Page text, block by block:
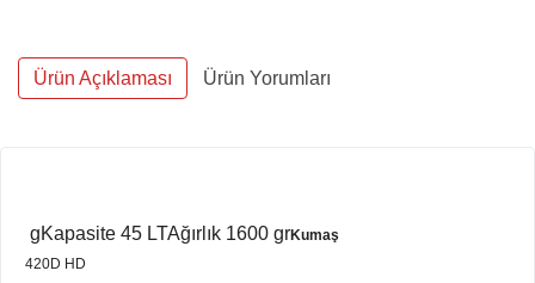
Ürün Açıklaması Ürün Yorumları
gKapasite 45 LTAğırlık 1600 grKumaş
420D HD